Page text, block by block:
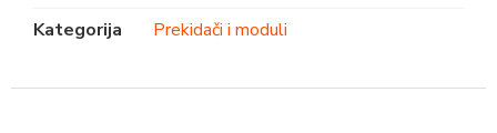
Kategorija
Prekidači i moduli